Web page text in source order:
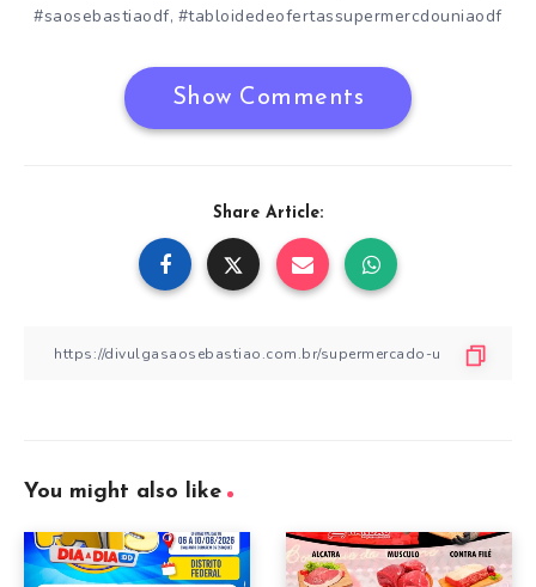
#saosebastiaodf, #tabloidedeofertassupermercdouniaodf
Show Comments
Share Article:
You might also like